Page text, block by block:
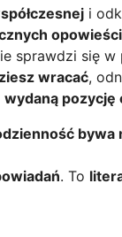
i
sprawdzi się
wracać,
wydaną
bywa
. To